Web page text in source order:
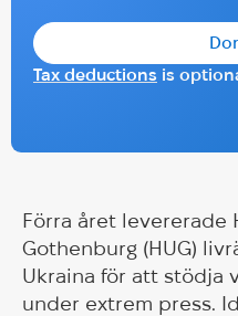
Tax deductions is
Förra året levererade
Gothenburg (HUG)
Ukraina för att stödja
under extrem press.